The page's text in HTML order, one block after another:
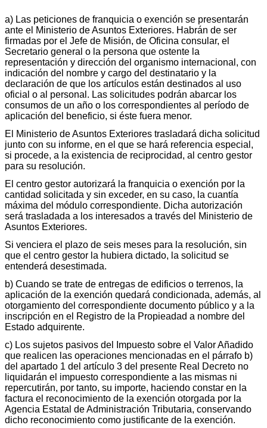
a) Las peticiones de franquicia o exención se presentarán
ante el Ministerio de Asuntos Exteriores. Habrán de ser
firmadas por el Jefe de Misión, de Oficina consular, el
Secretario general o la persona que ostente la
representación y dirección del organismo internacional, con
indicación del nombre y cargo del destinatario y la
declaración de que los artículos están destinados al uso
oficial o al personal. Las solicitudes podrán abarcar los
consumos de un año o los correspondientes al período de
aplicación del beneficio, si éste fuera menor.
El Ministerio de Asuntos Exteriores trasladará dicha solicitud
junto con su informe, en el que se hará referencia especial,
si procede, a la existencia de reciprocidad, al centro gestor
para su resolución.
El centro gestor autorizará la franquicia o exención por la
cantidad solicitada y sin exceder, en su caso, la cuantía
máxima del módulo correspondiente. Dicha autorización
será trasladada a los interesados a través del Ministerio de
Asuntos Exteriores.
Si venciera el plazo de seis meses para la resolución, sin
que el centro gestor la hubiera dictado, la solicitud se
entenderá desestimada.
b) Cuando se trate de entregas de edificios o terrenos, la
aplicación de la exención quedará condicionada, además, al
otorgamiento del correspondiente documento público y a la
inscripción en el Registro de la Propieadad a nombre del
Estado adquirente.
c) Los sujetos pasivos del Impuesto sobre el Valor Añadido
que realicen las operaciones mencionadas en el párrafo b)
del apartado 1 del artículo 3 del presente Real Decreto no
liquidarán el impuesto correspondiente a las mismas ni
repercutirán, por tanto, su importe, haciendo constar en la
factura el reconocimiento de la exención otorgada por la
Agencia Estatal de Administración Tributaria, conservando
dicho reconocimiento como justificante de la exención.